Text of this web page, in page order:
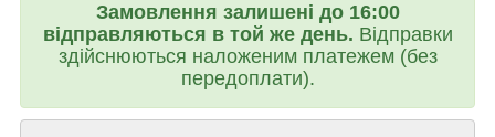
Замовлення залишені до 16:00
відправляються в той же день. Відправки
здійснюються наложеним платежем (без
передоплати).